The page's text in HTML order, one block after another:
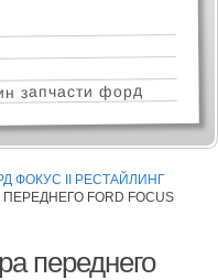
запчасти форд
ФОКУС II РЕСТАЙЛИНГ
FORD FOCUS
переднего